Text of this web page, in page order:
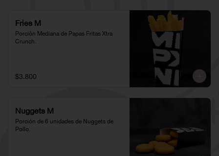
Fries M
Porción Mediana de Papas Fritas Xtra
Crunch.
$3.800
Nuggets M
Porción de 6 unidades de Nuggets de
Pollo.